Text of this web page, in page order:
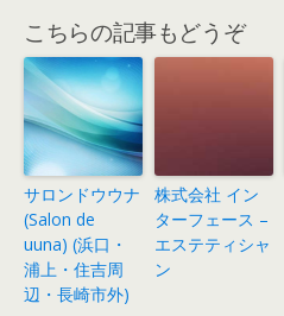
こちらの記事もどうぞ
サロンドウウナ
(Salon de
uuna) (浜口・
浦上・住吉周
辺・長崎市外)
株式会社 イン
ターフェース –
エステティシャ
ン